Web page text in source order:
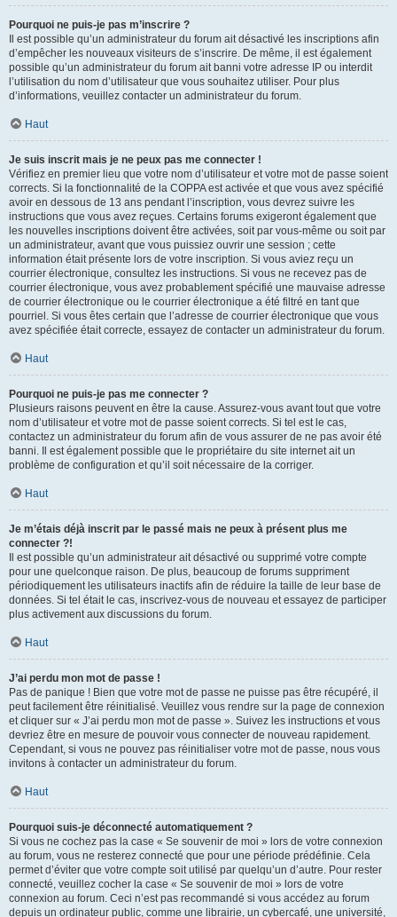
Pourquoi ne puis-je pas m’inscrire ?
Il est possible qu’un administrateur du forum ait désactivé les inscriptions afin
d’empêcher les nouveaux visiteurs de s’inscrire. De même, il est également
possible qu’un administrateur du forum ait banni votre adresse IP ou interdit
l’utilisation du nom d’utilisateur que vous souhaitez utiliser. Pour plus
d’informations, veuillez contacter un administrateur du forum.
Haut
Je suis inscrit mais je ne peux pas me connecter !
Vérifiez en premier lieu que votre nom d’utilisateur et votre mot de passe soient
corrects. Si la fonctionnalité de la COPPA est activée et que vous avez spécifié
avoir en dessous de 13 ans pendant l’inscription, vous devrez suivre les
instructions que vous avez reçues. Certains forums exigeront également que
les nouvelles inscriptions doivent être activées, soit par vous-même ou soit par
un administrateur, avant que vous puissiez ouvrir une session ; cette
information était présente lors de votre inscription. Si vous aviez reçu un
courrier électronique, consultez les instructions. Si vous ne recevez pas de
courrier électronique, vous avez probablement spécifié une mauvaise adresse
de courrier électronique ou le courrier électronique a été filtré en tant que
pourriel. Si vous êtes certain que l’adresse de courrier électronique que vous
avez spécifiée était correcte, essayez de contacter un administrateur du forum.
Haut
Pourquoi ne puis-je pas me connecter ?
Plusieurs raisons peuvent en être la cause. Assurez-vous avant tout que votre
nom d’utilisateur et votre mot de passe soient corrects. Si tel est le cas,
contactez un administrateur du forum afin de vous assurer de ne pas avoir été
banni. Il est également possible que le propriétaire du site internet ait un
problème de configuration et qu’il soit nécessaire de la corriger.
Haut
Je m’étais déjà inscrit par le passé mais ne peux à présent plus me
connecter ?!
Il est possible qu’un administrateur ait désactivé ou supprimé votre compte
pour une quelconque raison. De plus, beaucoup de forums suppriment
périodiquement les utilisateurs inactifs afin de réduire la taille de leur base de
données. Si tel était le cas, inscrivez-vous de nouveau et essayez de participer
plus activement aux discussions du forum.
Haut
J’ai perdu mon mot de passe !
Pas de panique ! Bien que votre mot de passe ne puisse pas être récupéré, il
peut facilement être réinitialisé. Veuillez vous rendre sur la page de connexion
et cliquer sur « J’ai perdu mon mot de passe ». Suivez les instructions et vous
devriez être en mesure de pouvoir vous connecter de nouveau rapidement.
Cependant, si vous ne pouvez pas réinitialiser votre mot de passe, nous vous
invitons à contacter un administrateur du forum.
Haut
Pourquoi suis-je déconnecté automatiquement ?
Si vous ne cochez pas la case « Se souvenir de moi » lors de votre connexion
au forum, vous ne resterez connecté que pour une période prédéfinie. Cela
permet d’éviter que votre compte soit utilisé par quelqu’un d’autre. Pour rester
connecté, veuillez cocher la case « Se souvenir de moi » lors de votre
connexion au forum. Ceci n’est pas recommandé si vous accédez au forum
depuis un ordinateur public, comme une librairie, un cybercafé, une université,